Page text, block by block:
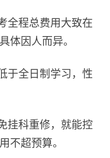
程总费用大致在
体因人而异。
全日制学习，性
科重修，就能控
不超预算。